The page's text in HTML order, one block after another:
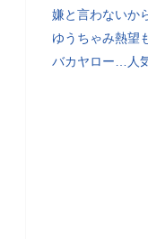
嫌と言わないか
ゆうちゃみ熱望
バカヤロー…人